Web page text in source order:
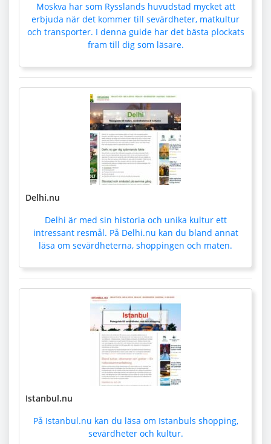
Moskva har som Rysslands huvudstad mycket att
erbjuda när det kommer till sevärdheter, matkultur
och transporter. I denna guide har det bästa plockats
fram till dig som läsare.
Delhi.nu
Delhi är med sin historia och unika kultur ett
intressant resmål. På Delhi.nu kan du bland annat
läsa om sevärdheterna, shoppingen och maten.
Istanbul.nu
På Istanbul.nu kan du läsa om Istanbuls shopping,
sevärdheter och kultur.